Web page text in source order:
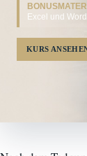
Excel und Word
KURS